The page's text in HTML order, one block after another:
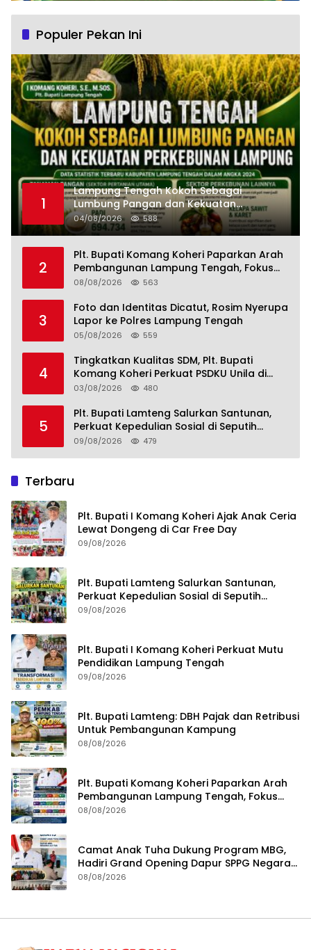
Populer Pekan Ini
1
Lampung Tengah Kokoh Sebagai
Lumbung Pangan dan Kekuatan
Perkebunan Lampung, Komang Koheri:
Kemandirian Pangan adalah Fondasi
04/08/2026 588
2
Plt. Bupati Komang Koheri Paparkan Arah
Pembangunan Lampung Tengah, Fokus
pada SDM, Ekonomi, Infrastruktur dan
08/08/2026 563
3
Foto dan Identitas Dicatut, Rosim Nyerupa
Lapor ke Polres Lampung Tengah
05/08/2026 559
4
Tingkatkan Kualitas SDM, Plt. Bupati
Komang Koheri Perkuat PSDKU Unila di
Lampung Tengah
03/08/2026 480
5
Plt. Bupati Lamteng Salurkan Santunan,
Perkuat Kepedulian Sosial di Seputih
Mataram
09/08/2026 479
Terbaru
Plt. Bupati I Komang Koheri Ajak Anak Ceria
Lewat Dongeng di Car Free Day
09/08/2026
Plt. Bupati Lamteng Salurkan Santunan,
Perkuat Kepedulian Sosial di Seputih
Mataram
09/08/2026
Plt. Bupati I Komang Koheri Perkuat Mutu
Pendidikan Lampung Tengah
09/08/2026
Plt. Bupati Lamteng: DBH Pajak dan Retribusi
Untuk Pembangunan Kampung
08/08/2026
Plt. Bupati Komang Koheri Paparkan Arah
Pembangunan Lampung Tengah, Fokus
pada SDM, Ekonomi, Infrastruktur dan
08/08/2026
Camat Anak Tuha Dukung Program MBG,
Hadiri Grand Opening Dapur SPPG Negara
Aji Tua Lampung Tengah
08/08/2026